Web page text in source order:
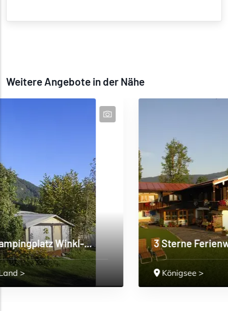
Weitere Angebote in der Nähe
3 Sterne Ferienwohnungen
Königsee